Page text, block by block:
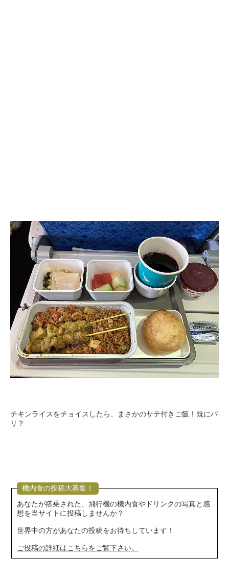
チキンライスをチョイスしたら、まさかのサテ付きご飯！既にバ
リ？
機内食の投稿大募集！
あなたが搭乗された、飛行機の機内食やドリンクの写真と感
想を当サイトに投稿しませんか？
世界中の方があなたの投稿をお待ちしています！
ご投稿の詳細はこちらをご覧下さい。